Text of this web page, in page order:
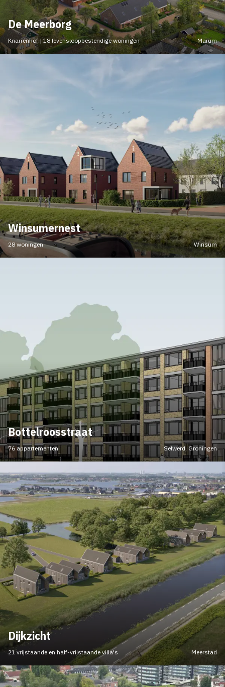
De Meerborg
Knarrenhof | 18 levensloopbestendige woningen Marum
Winsumernest
28 woningen Winsum
Bottelroosstraat
76 appartementen Selwerd, Groningen
Dijkzicht
21 vrijstaande en half-vrijstaande villa's Meerstad